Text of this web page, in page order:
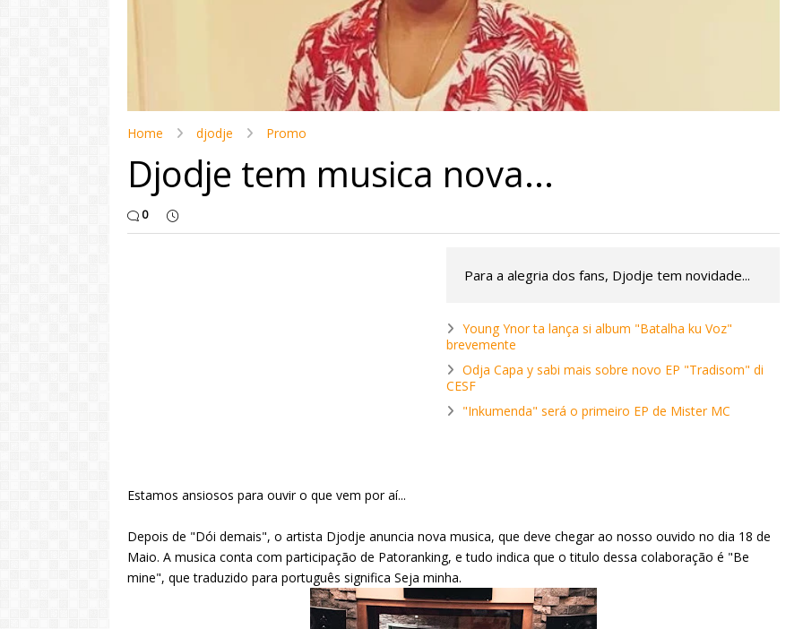
Home djodje Promo
Djodje tem musica nova...
0
Para a alegria dos fans, Djodje tem novidade...
Young Ynor ta lança si album "Batalha ku Voz"
brevemente
Odja Capa y sabi mais sobre novo EP "Tradisom" di
CESF
"Inkumenda" será o primeiro EP de Mister MC
Estamos ansiosos para ouvir o que vem por aí...
Depois de "Dói demais", o artista Djodje anuncia nova musica, que deve chegar ao nosso ouvido no dia 18 de
Maio. A musica conta com participação de Patoranking, e tudo indica que o titulo dessa colaboração é "Be
mine", que traduzido para português significa Seja minha.
"Com 16 anos fui para cama
com o Presidente "
LER MAIS